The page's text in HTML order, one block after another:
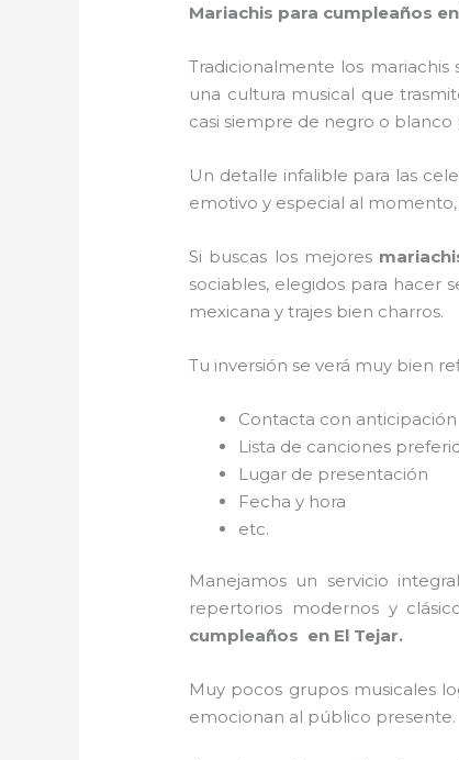
Mariachis para cumpleaños
Tradicionalmente los
una cultura musical que
casi siempre de negro o
Un detalle infalible para las
emotivo y especial al
Si buscas los mejores
sociables, elegidos para hacer
mexicana y trajes bien charros.
Tu inversión se verá muy bien
Contacta con anticipación
Lista de canciones
Lugar de presentación
Fecha y hora
etc.
Manejamos un servicio
repertorios modernos y
cumpleaños en El Tejar.
Muy pocos grupos musicales
emocionan al público presente.